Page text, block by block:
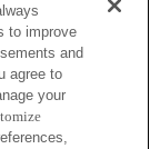
Copyright 2026 Sony Corporation
to improve
and
agree to
your